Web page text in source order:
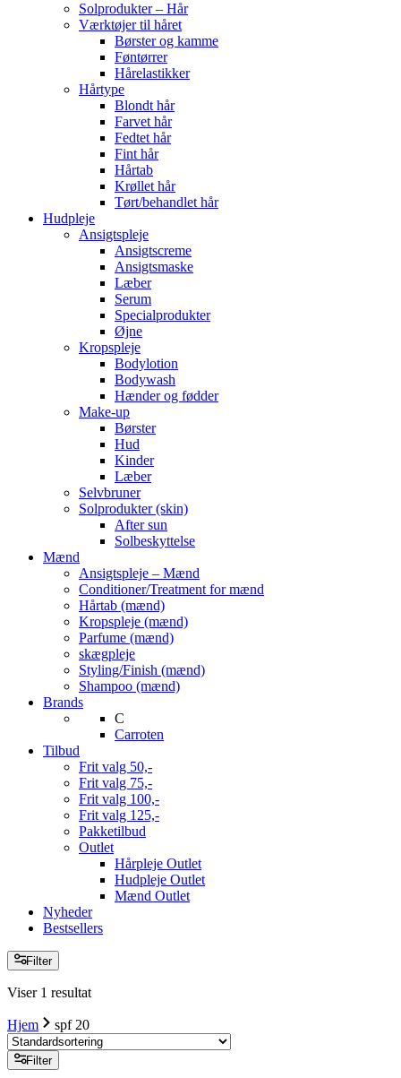
Solprodukter – Hår
Værktøjer til håret
Børster og kamme
Føntørrer
Hårelastikker
Hårtype
Blondt hår
Farvet hår
Fedtet hår
Fint hår
Hårtab
Krøllet hår
Tørt/behandlet hår
Hudpleje
Ansigtspleje
Ansigtscreme
Ansigtsmaske
Læber
Serum
Specialprodukter
Øjne
Kropspleje
Bodylotion
Bodywash
Hænder og fødder
Make-up
Børster
Hud
Kinder
Læber
Selvbruner
Solprodukter (skin)
After sun
Solbeskyttelse
Mænd
Ansigtspleje – Mænd
Conditioner/Treatment for mænd
Hårtab (mænd)
Kropspleje (mænd)
Parfume (mænd)
skægpleje
Styling/Finish (mænd)
Shampoo (mænd)
Brands
C
Carroten
Tilbud
Frit valg 50,-
Frit valg 75,-
Frit valg 100,-
Frit valg 125,-
Pakketilbud
Outlet
Hårpleje Outlet
Hudpleje Outlet
Mænd Outlet
Nyheder
Bestsellers
Filter
Viser 1 resultat
Hjem spf 20
Filter